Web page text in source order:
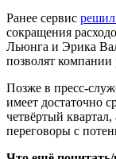
Ранее сервис решил
сокращения
Льюнга и Эрика
позволят компании
Позже в пресс-
имеет достаточно
четвёртый квартал,
переговоры с